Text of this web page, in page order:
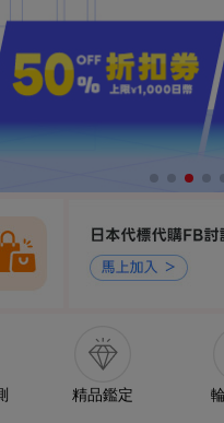
精品鑑定